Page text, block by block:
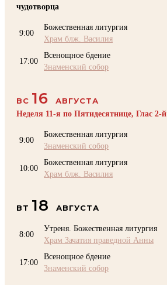
чудотворца
9:00
Божественная литургия
Храм блж. Василия
17:00
Всенощное бдение
Знаменский собор
ВС 16
АВГУСТА
Неделя 11-я по Пятидесятнице, Глас 2-й
9:00
Божественная литургия
Знаменский собор
10:00
Божественная литургия
Храм блж. Василия
ВТ 18 АВГУСТА
8:00
Утреня. Божественная литургия
Храм Зачатия праведной Анны
17:00
Всенощное бдение
Знаменский собор